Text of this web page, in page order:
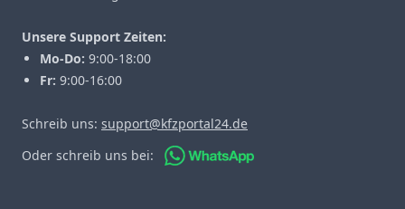
Unsere Support Zeiten:
Mo-Do: 9:00-18:00
Fr: 9:00-16:00
Schreib uns: support@kfzportal24.de
Oder schreib uns bei: